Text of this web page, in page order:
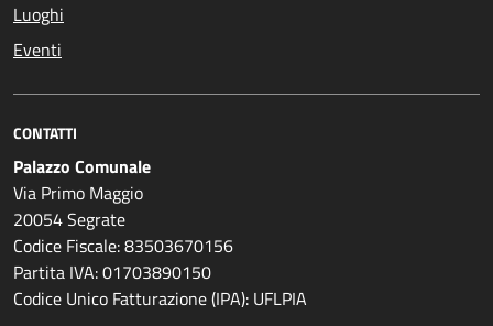
Luoghi
Eventi
CONTATTI
Palazzo Comunale
Via Primo Maggio
20054 Segrate
Codice Fiscale: 83503670156
Partita IVA: 01703890150
Codice Unico Fatturazione (IPA): UFLPIA